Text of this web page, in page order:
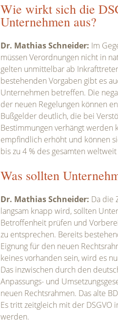
Wie wirkt sich die
Unternehmen aus?
Dr. Mathias Schneider: Im
müssen Verordnungen nicht in
gelten unmittelbar ab
bestehenden Vorgaben gibt es
Unternehmen betreffen. Die
der neuen Regelungen können
Bußgelder deutlich, die bei
Bestimmungen verhängt werden
empfindlich erhöht und können
bis zu 4 % des gesamten
Was sollten
Dr. Mathias Schneider: Da die
langsam knapp wird, sollten
Betroffenheit prüfen und
zu entsprechen. Bereits
Eignung für den neuen
keines vorhanden sein, wird es
Das inzwischen durch den
Anpassungs- und
neuen Rechtsrahmen. Das alte
Es tritt zeitgleich mit der DSGVO
werden.